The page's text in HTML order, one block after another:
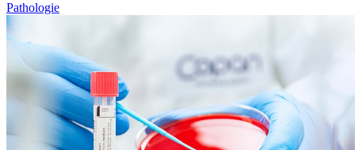
Pathologie